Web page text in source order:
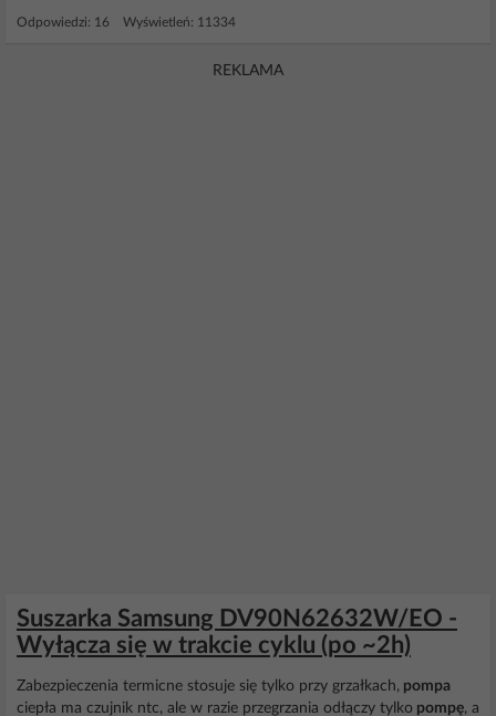
Odpowiedzi: 16 Wyświetleń: 11334
REKLAMA
Suszarka Samsung DV90N62632W/EO -
Wyłącza się w trakcie cyklu (po ~2h)
Zabezpieczenia termicne stosuje się tylko przy grzałkach, pompa
ciepła ma czujnik ntc, ale w razie przegrzania odłączy tylko pompę, a